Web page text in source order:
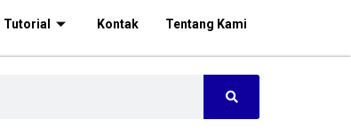
Tutorial Kontak
Tentang Kami